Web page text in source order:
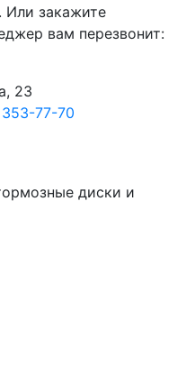
закажите
вам перезвонит:
23
77-70
диски и